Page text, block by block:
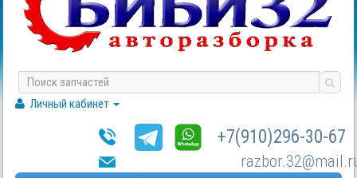
Личный кабинет
+7(910)296-30-67